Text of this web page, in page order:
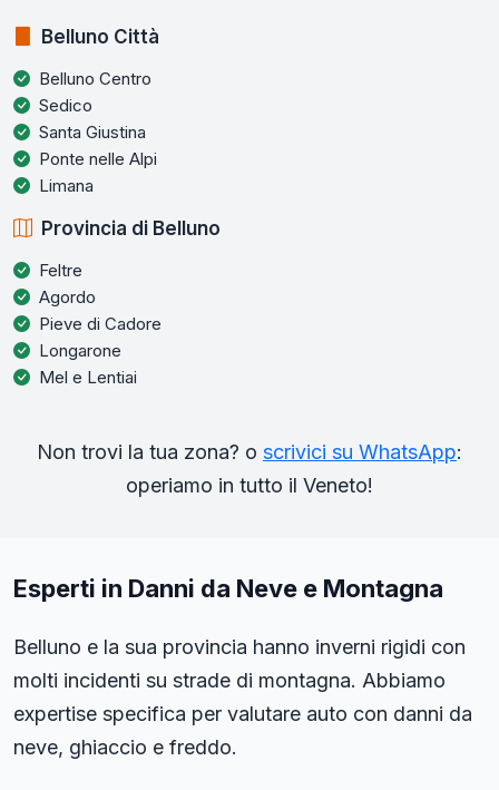
Belluno Città
Belluno Centro
Sedico
Santa Giustina
Ponte nelle Alpi
Limana
Provincia di Belluno
Feltre
Agordo
Pieve di Cadore
Longarone
Mel e Lentiai
Non trovi la tua zona? o scrivici su WhatsApp:
operiamo in tutto il Veneto!
Esperti in Danni da Neve e Montagna
Belluno e la sua provincia hanno inverni rigidi con
molti incidenti su strade di montagna. Abbiamo
expertise specifica per valutare auto con danni da
neve, ghiaccio e freddo.